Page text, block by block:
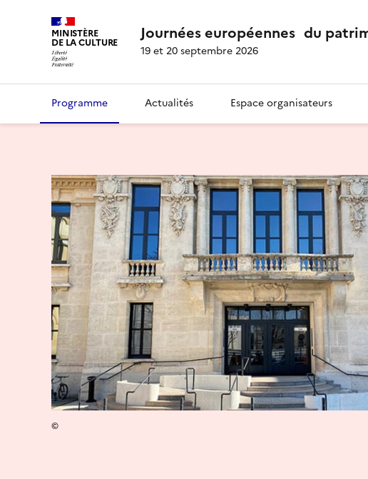
MINISTÈRE
DE LA CULTURE Journées européennes du
19 et 20 septembre 2026
Programme Actualités Espace organisateurs
©